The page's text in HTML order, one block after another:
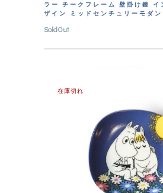
ラー チークフレーム 壁掛け鏡 イ
ザイン ミッドセンチュリーモダン
SoldOut
在庫切れ